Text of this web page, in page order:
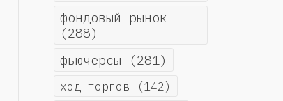
фондовый рынок
(288)
фьючерсы (281)
ход торгов (142)